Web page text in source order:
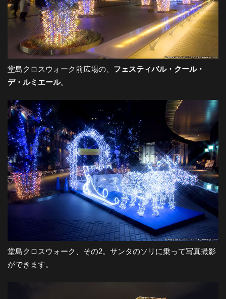
堂島クロスウォーク前広場の、 フェスティバル・クール・
デ・ルミエール。
堂島クロスウォーク、その2。サンタのソリに乗って写真撮影
ができます。